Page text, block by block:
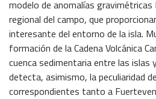
modelo de anomalías
regional del campo, que
interesante del entorno de la isla.
formación de la Cadena Volcánica
cuenca sedimentaria entre las islas
detecta, asimismo, la peculiaridad
correspondientes tanto a